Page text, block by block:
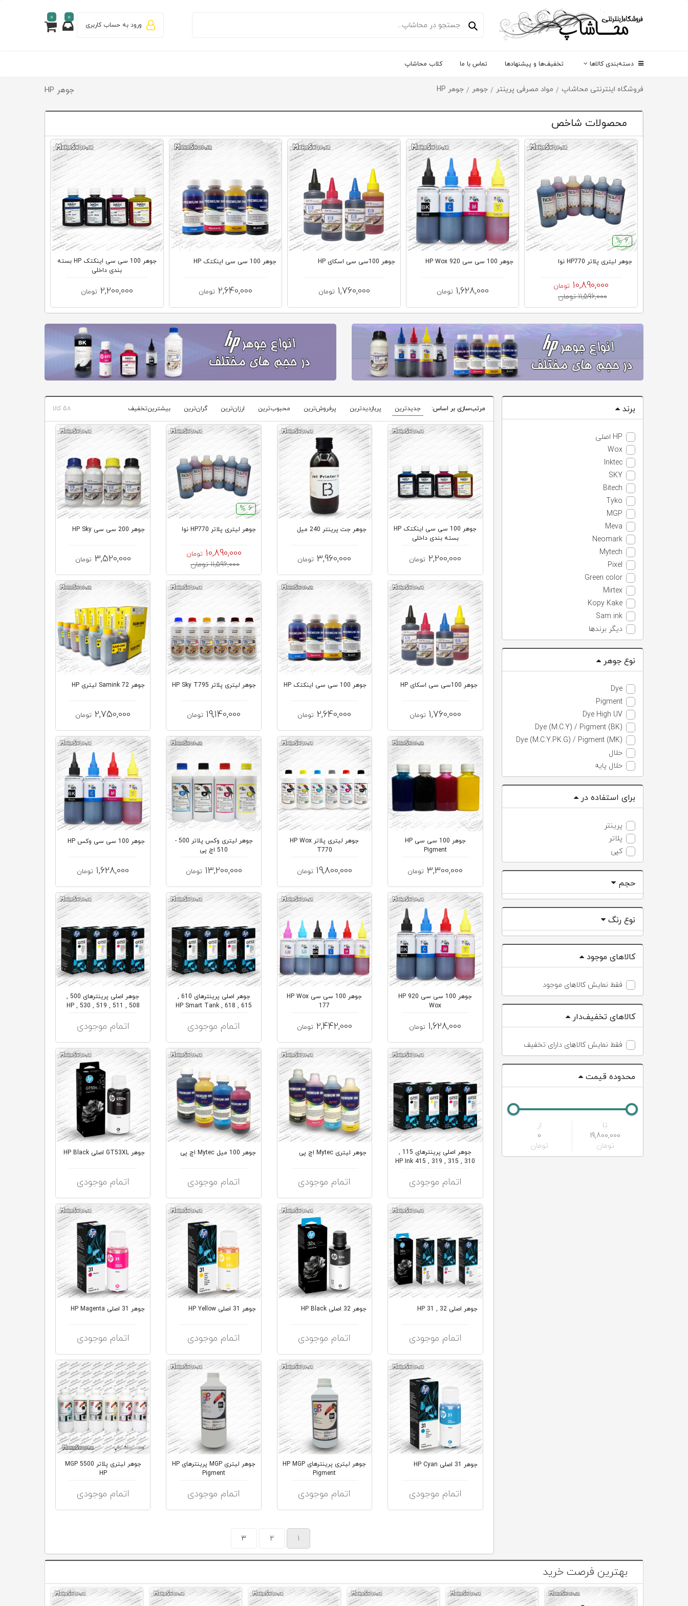
ورود به حساب کاربری
0
0
دسته‌بندی کالاها تخفیف‌ها و پیشنهادها تماس با ما کلاب محاشاپ
فروشگاه اینترنتی محاشاپ / مواد مصرفی پرینتر / جوهر / جوهر HP جوهر HP
محصولات شاخص
6 %
جوهر لیتری پلاتر HP770 نوا
10,890,000 تومان
11,596,000 تومان
جوهر 100 سی سی 920 HP Wox
1,628,000 تومان
جوهر 100سی سی اسکای HP
1,760,000 تومان
جوهر 100 سی سی اینکتک HP
2,640,000 تومان
جوهر 100 سی سی اینکتک HP بسته
بندی داخلی
2,200,000 تومان
برند
HP اصلی
Wox
Inktec
SKY
Bitech
Tyko
MGP
Meva
Neomark
Mytech
Pixel
Green color
Mirtex
Kopy Kake
Sam ink
دیگر برندها
نوع جوهر
Dye
Pigment
Dye High UV
Dye (M.C.Y) / Pigment (BK)
Dye (M.C.Y.PK.G) / Pigment (MK)
حلال
حلال پایه
برای استفاده در
پرینتر
پلاتر
کپی
حجم
نوع رنگ
کالاهای موجود
فقط نمایش کالاهای موجود
کالاهای تخفیف‌دار
فقط نمایش کالاهای دارای تخفیف
محدوده قیمت
تا
19,800,000
تومان
از
0
تومان
مرتب‌سازی بر اساس: جدیدترین پربازدیدترین پرفروش‌ترین محبوب‌ترین ارزان‌ترین گران‌ترین بیشترین‌تخفیف 58 کالا
جوهر 100 سی سی اینکتک HP
بسته بندی داخلی
2,200,000 تومان
جوهر جت پرینتر 240 میل
3,960,000 تومان
6 %
جوهر لیتری پلاتر HP770 نوا
10,890,000 تومان
11,596,000 تومان
جوهر 200 سی سی HP Sky
3,520,000 تومان
جوهر 100سی سی اسکای HP
1,760,000 تومان
جوهر 100 سی سی اینکتک HP
2,640,000 تومان
جوهر لیتری پلاتر HP Sky T795
19,140,000 تومان
جوهر Samink 72 لیتری HP
2,750,000 تومان
جوهر 100 سی سی HP
Pigment
3,300,000 تومان
جوهر لیتری پلاتر HP Wox
T770
19,800,000 تومان
جوهر لیتری وکس پلاتر 500 -
510 اچ پی
13,200,000 تومان
جوهر 100 سی سی وکس HP
1,628,000 تومان
جوهر 100 سی سی 920 HP
Wox
1,628,000 تومان
جوهر 100 سی سی HP Wox
177
2,442,000 تومان
جوهر اصلی پرینترهای 610 ,
615 , 618 , HP Smart Tank
اتمام موجودی
جوهر اصلی پرینترهای 500 ,
508 , 511 , 519 , 530 , HP
اتمام موجودی
جوهر اصلی پرینترهای 115 ,
310 , 315 , 319 , 415 HP Ink
اتمام موجودی
جوهر لیتری Mytec اچ پی
اتمام موجودی
جوهر 100 میل Mytec اچ پی
اتمام موجودی
جوهر GT53XL اصلی HP Black
اتمام موجودی
جوهر اصلی HP 31 , 32
اتمام موجودی
جوهر 32 اصلی HP Black
اتمام موجودی
جوهر 31 اصلی HP Yellow
اتمام موجودی
جوهر 31 اصلی HP Magenta
اتمام موجودی
جوهر 31 اصلی HP Cyan
اتمام موجودی
جوهر لیتری پرینترهای HP MGP
Pigment
اتمام موجودی
جوهر لیتری MGP پرینترهای HP
Pigment
اتمام موجودی
جوهر ليتری پلاتر 5500 MGP
HP
اتمام موجودی
1
2
3
بهترین فرصت خرید